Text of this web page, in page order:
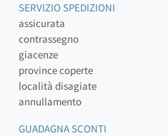
SERVIZIO SPEDIZIONI
assicurata
contrassegno
giacenze
province coperte
località disagiate
annullamento
GUADAGNA SCONTI